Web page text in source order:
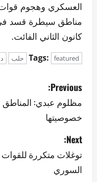
العسكري وهجوم قوات
مناطق سيطرة قسد
كانون الثاني الفائت.
Tags: featured حلب
P
o
s
t
n
Previous:
مظلوم عبدي:
خصوصيتها
Next:
توغلات متكررة للقوات
السوري